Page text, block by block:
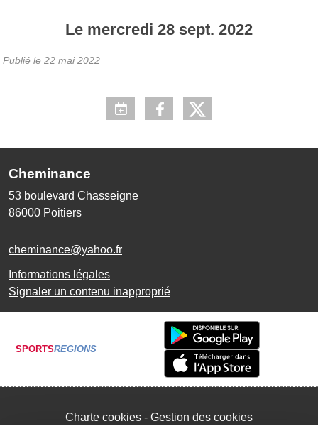
Le mercredi 28 sept. 2022
Publié le 22 mai 2022
Cheminance
53 boulevard Chasseigne
86000 Poitiers
cheminance@yahoo.fr
Informations légales
Signaler un contenu inapproprié
SPORTSREGIONS
Charte cookies Gestion des cookies